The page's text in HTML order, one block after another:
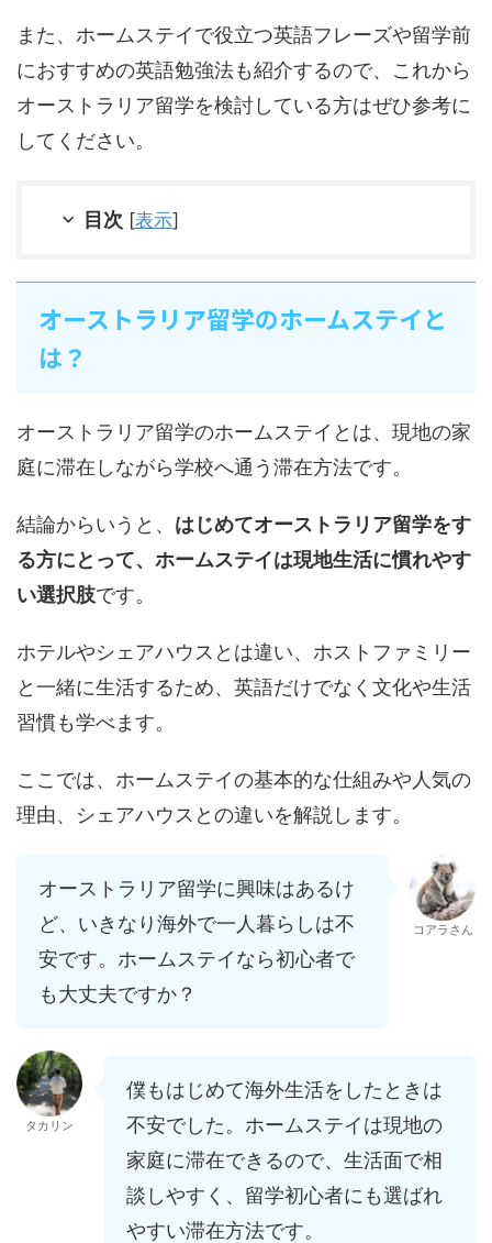
また、ホームステイで役立つ英語フレーズや留学前
におすすめの英語勉強法も紹介するので、これから
オーストラリア留学を検討している方はぜひ参考に
してください。
目次 [表示]
オーストラリア留学のホームステイと
は？
オーストラリア留学のホームステイとは、現地の家
庭に滞在しながら学校へ通う滞在方法です。
結論からいうと、 はじめてオーストラリア留学をす
る方にとって、ホームステイは現地生活に慣れやす
い選択肢です。
ホテルやシェアハウスとは違い、ホストファミリー
と一緒に生活するため、英語だけでなく文化や生活
習慣も学べます。
ここでは、ホームステイの基本的な仕組みや人気の
理由、シェアハウスとの違いを解説します。
オーストラリア留学に興味はあるけ
ど、いきなり海外で一人暮らしは不
安です。ホームステイなら初心者で
も大丈夫ですか？
コアラさん
タカリン
僕もはじめて海外生活をしたときは
不安でした。ホームステイは現地の
家庭に滞在できるので、生活面で相
談しやすく、留学初心者にも選ばれ
やすい滞在方法です。